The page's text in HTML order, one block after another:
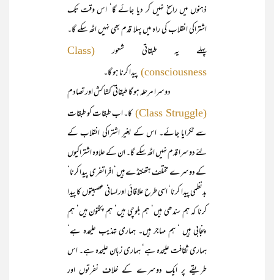
ذہنوں میں راسخ نہیں کر دیا جائے گا‘ اس وقت تک
اشتراکی انقلاب کی راہ میں پہلا قدم بھی نہیں اٹھ سکے گا۔
پہلے یہ طبقاتی شعور
(Class
consciousness) پیدا کرنا ہو گا۔
دوسرا مرحلہ ہو گا طبقاتی کشاکش اور تصادم
(Class Struggle)
کا۔ اب طبقات کو طبقات
سے ٹکرایا جائے۔ اس کے بغیر اشتراکی انقلاب کے
لئے دوسرا قدم نہیں اٹھ سکے گا۔ ان کے علاوہ اشتراکیوں
کے دوسرے مختلف ہتھکنڈے ہیں‘ افراتفری پیدا کرنا‘
بدنظمی پیدا کرنا‘ اسی طرح علاقائی اور لسانی عصبیتوں کا پیدا
کرنا کہ ہم سندھی ہیں‘ ہم بلوچی ہیں‘ ہم پختون ہیں‘ ہم
پنجابی ہیں ‘ ہم مہاجر ہیں۔ ہماری تہذیب علیحدہ ہے‘
ہماری ثقافت علیحدہ ہے‘ ہماری زبان علیحدہ ہے۔ اس
طریقے پر ایک دوسرے کے خلاف نفرتوں اور